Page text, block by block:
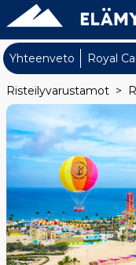
Yhteenveto Royal
Risteilyvarustamot